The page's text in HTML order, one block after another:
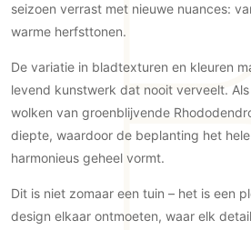
Keukenapparatuur
Keukenbladen
Keukenaccessoires
Keukenkranen
Ramen en deuren
Binnendeuren
Aluminium deuren
Houten deuren
Houten gevelbekleding
Stucwerk
Schilderwerk buiten
Vlonders
Zonwering
Zonwering buiten
Villa
Zakelijk
Horeca
Kantoor
seizoen verrast met nieuwe nuances:
warme herfsttonen.
De variatie in bladtexturen en kleuren
levend kunstwerk dat nooit verveelt.
wolken van groenblijvende
diepte, waardoor de beplanting het
harmonieus geheel vormt.
Dit is niet zomaar een tuin – het is een
design elkaar ontmoeten, waar elk